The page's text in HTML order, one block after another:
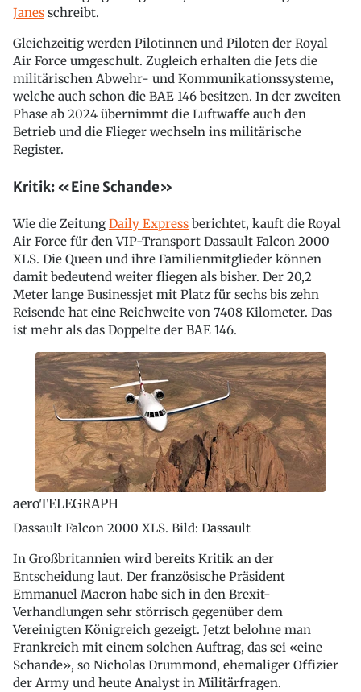
Janes schreibt.
Gleichzeitig werden Pilotinnen und Piloten der Royal
Air Force umgeschult. Zugleich erhalten die Jets die
militärischen Abwehr- und Kommunikationssysteme,
welche auch schon die BAE 146 besitzen. In der zweiten
Phase ab 2024 übernimmt die Luftwaffe auch den
Betrieb und die Flieger wechseln ins militärische
Register.
Kritik: «Eine Schande»
Wie die Zeitung Daily Express berichtet, kauft die Royal
Air Force für den VIP-Transport Dassault Falcon 2000
XLS. Die Queen und ihre Familienmitglieder können
damit bedeutend weiter fliegen als bisher. Der 20,2
Meter lange Businessjet mit Platz für sechs bis zehn
Reisende hat eine Reichweite von 7408 Kilometer. Das
ist mehr als das Doppelte der BAE 146.
aeroTELEGRAPH
Dassault Falcon 2000 XLS. Bild: Dassault
In Großbritannien wird bereits Kritik an der
Entscheidung laut. Der französische Präsident
Emmanuel Macron habe sich in den Brexit-
Verhandlungen sehr störrisch gegenüber dem
Vereinigten Königreich gezeigt. Jetzt belohne man
Frankreich mit einem solchen Auftrag, das sei «eine
Schande», so Nicholas Drummond, ehemaliger Offizier
der Army und heute Analyst in Militärfragen.